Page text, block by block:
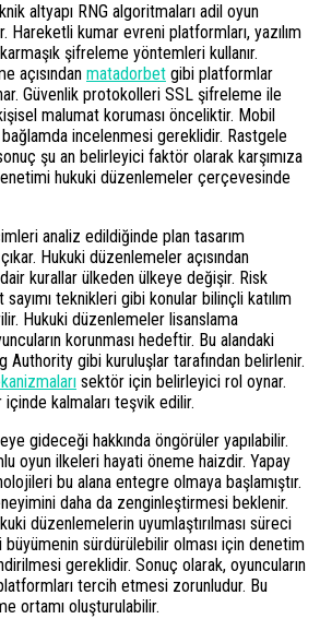
altyapı RNG algoritmaları adil oyun
Hareketli kumar evreni platformları, yazılım
şifreleme yöntemleri kullanır.
açısından matadorbet gibi platformlar
Güvenlik protokolleri SSL şifreleme ile
malumat koruması önceliktir. Mobil
incelenmesi gereklidir. Rastgele
şu an belirleyici faktör olarak karşımıza
hukuki düzenlemeler çerçevesinde
analiz edildiğinde plan tasarım
Hukuki düzenlemeler açısından
kurallar ülkeden ülkeye değişir. Risk
teknikleri gibi konular bilinçli katılım
Hukuki düzenlemeler lisanslama
korunması hedeftir. Bu alandaki
Authority gibi kuruluşlar tarafından belirlenir.
sektör için belirleyici rol oynar.
içinde kalmaları teşvik edilir.
gideceği hakkında öngörüler yapılabilir.
oyun ilkeleri hayati öneme haizdir. Yapay
bu alana entegre olmaya başlamıştır.
daha da zenginleştirmesi beklenir.
düzenlemelerin uyumlaştırılması süreci
sürdürülebilir olması için denetim
gereklidir. Sonuç olarak, oyuncuların
tercih etmesi zorunludur. Bu
ortamı oluşturulabilir.